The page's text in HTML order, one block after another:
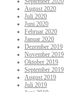
August 2020
Juli 2020
Juni 2020
Februar 2020
Januar 2020
Dezember 2019
November 2019
Oktober 2019
September 2019
August 2019
Juli 2019